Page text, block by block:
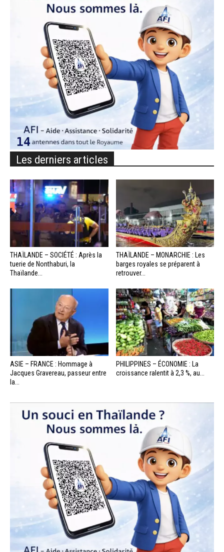
Les derniers articles
THAÏLANDE – SOCIÉTÉ : Après la
tuerie de Nonthaburi, la
Thaïlande...
THAÏLANDE – MONARCHIE : Les
barges royales se préparent à
retrouver...
ASIE – FRANCE : Hommage à
Jacques Gravereau, passeur entre
la...
PHILIPPINES – ÉCONOMIE : La
croissance ralentit à 2,3 %, au...